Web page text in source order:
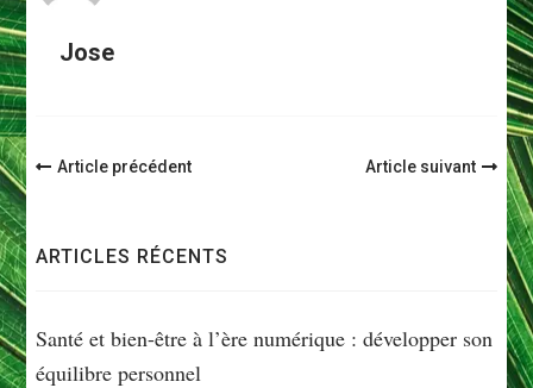
Jose
Navigation
Article précédent Article suivant
ARTICLES RÉCENTS
Santé et bien-être à l’ère numérique : développer son
équilibre personnel